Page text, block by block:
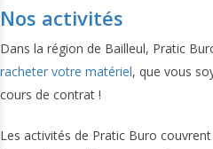
Nos activités
Dans la région de Bailleul, Pratic
racheter votre matériel, que vous
cours de contrat !
Les activités de Pratic Buro